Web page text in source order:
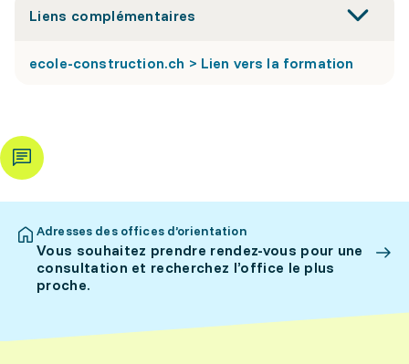
Liens complémentaires
ecole-construction.ch > Lien vers la formation
Adresses des offices d’orientation
Vous souhaitez prendre rendez-vous pour une
consultation et recherchez l’office le plus
proche.